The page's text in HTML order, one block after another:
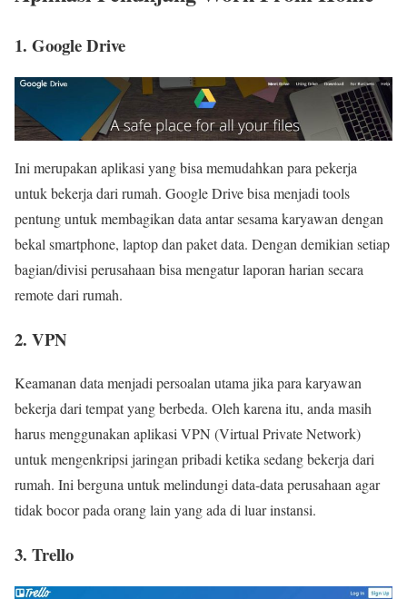
1. Google Drive
Ini merupakan aplikasi yang bisa memudahkan para pekerja
untuk bekerja dari rumah. Google Drive bisa menjadi tools
pentung untuk membagikan data antar sesama karyawan dengan
bekal smartphone, laptop dan paket data. Dengan demikian setiap
bagian/divisi perusahaan bisa mengatur laporan harian secara
remote dari rumah.
2. VPN
Keamanan data menjadi persoalan utama jika para karyawan
bekerja dari tempat yang berbeda. Oleh karena itu, anda masih
harus menggunakan aplikasi VPN (Virtual Private Network)
untuk mengenkripsi jaringan pribadi ketika sedang bekerja dari
rumah. Ini berguna untuk melindungi data-data perusahaan agar
tidak bocor pada orang lain yang ada di luar instansi.
3. Trello